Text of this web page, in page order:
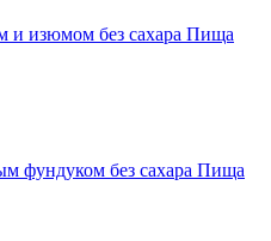
и изюмом без сахара Пища